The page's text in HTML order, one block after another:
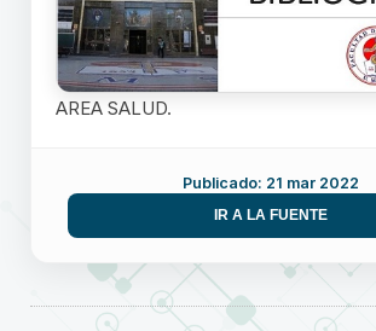
AREA SALUD.
Publicado: 21 mar 2022
IR A LA FUENTE